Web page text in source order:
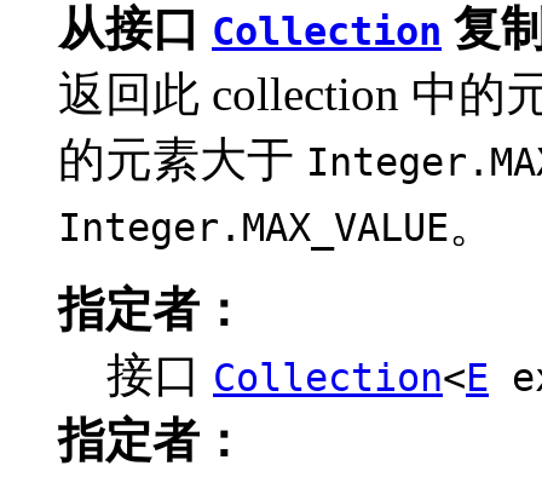
从接口 Collection 复
返回此 collection 中的
的元素大于
Integer.MAX_VALUE。
指定者：
接口 Collection<E
指定者：